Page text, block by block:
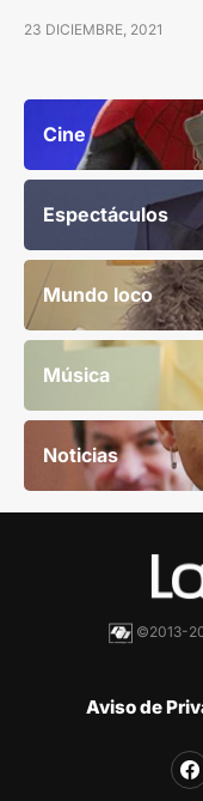
23 DICIEMBRE, 2021
Cine
Espectáculos
Mundo loco
Música
Noticias
©2013-
Aviso de